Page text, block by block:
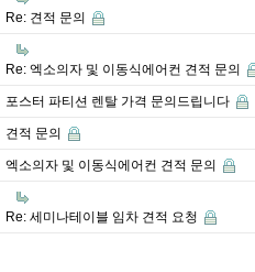
Re: 견적 문의
Re: 엑소의자 및 이동식에어컨 견적 문의
포스터 파티션 렌탈 가격 문의드립니다
견적 문의
엑소의자 및 이동식에어컨 견적 문의
Re: 세미나테이블 임차 견적 요청